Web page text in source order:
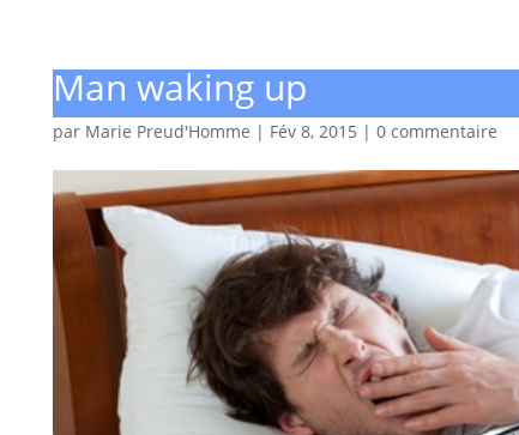
Man waking up
par Marie Preud'Homme | Fév 8, 2015 | 0 commentaire